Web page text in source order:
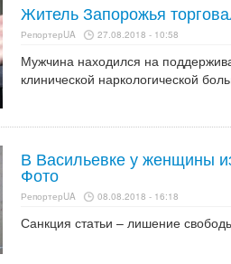
Житель Запорожья
РепортерUA 27.08.2018 - 10:58
Мужчина находился на
клинической наркологической
В Васильевке у женщины
Фото
РепортерUA 08.08.2018 - 16:18
Санкция статьи – лишение